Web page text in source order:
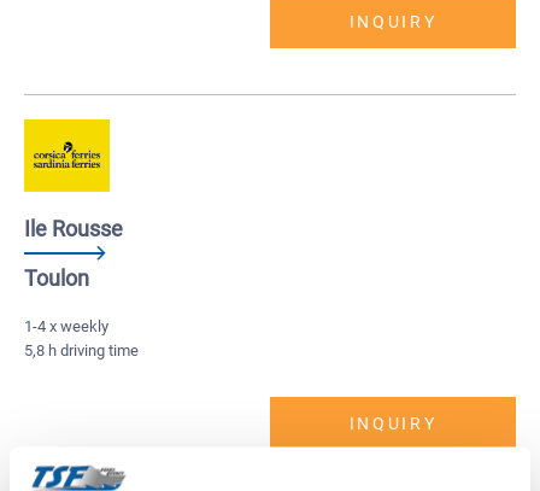
INQUIRY
Ile Rousse
Toulon
1-4 x weekly
5,8 h driving time
INQUIRY